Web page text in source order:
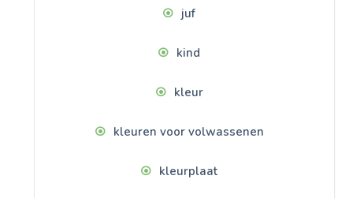
juf
kind
kleur
kleuren voor volwassenen
kleurplaat